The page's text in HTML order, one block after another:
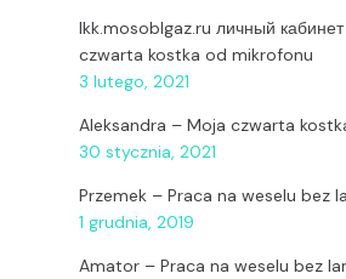
lkk.mosoblgaz.ru личный кабинет
czwarta kostka od mikrofonu
3 lutego, 2021
Aleksandra – Moja czwarta
30 stycznia, 2021
Przemek – Praca na weselu bez
1 grudnia, 2019
Amator – Praca na weselu bez